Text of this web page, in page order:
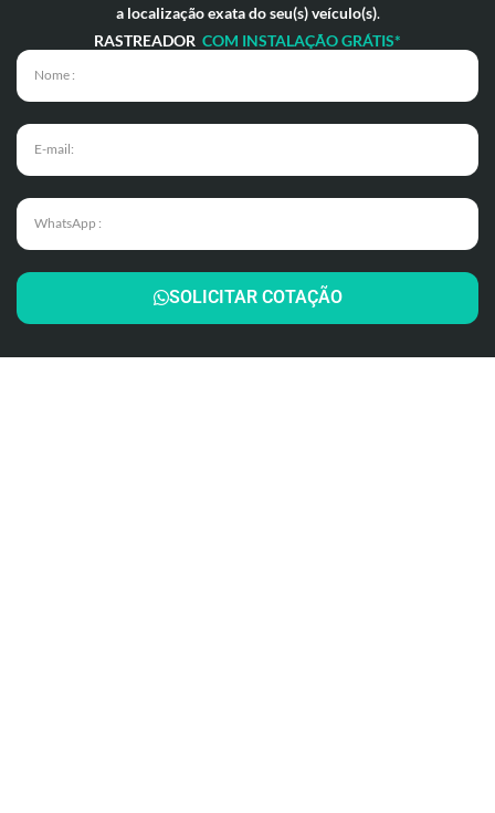
a localização exata do seu(s) veículo(s).
RASTREADOR COM INSTALAÇÃO GRÁTIS*
SOLICITAR COTAÇÃO